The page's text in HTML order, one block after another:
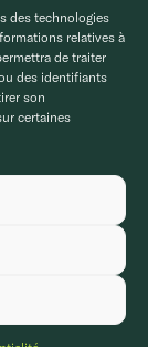
des technologies
relatives à
de traiter
des identifiants
son
certaines